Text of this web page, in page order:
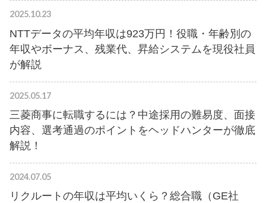
2025.10.23
NTTデータの平均年収は923万円！役職・年齢別の
年収やボーナス、残業代、昇給システムを現役社員
が解説
2025.05.17
三菱商事に転職するには？中途採用の難易度、面接
内容、選考通過のポイントをヘッドハンターが徹底
解説！
2024.07.05
リクルートの年収は平均いくら？総合職（GE社